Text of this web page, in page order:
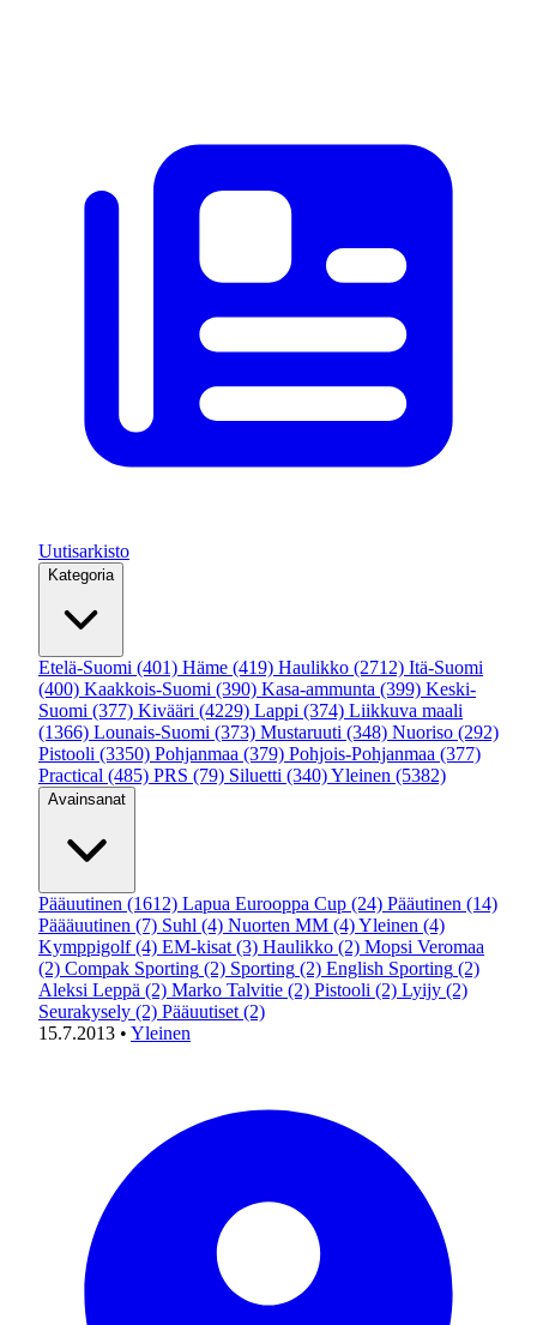
Uutisarkisto
Kategoria
Etelä-Suomi (401) Häme (419) Haulikko (2712) Itä-Suomi
(400) Kaakkois-Suomi (390) Kasa-ammunta (399) Keski-
Suomi (377) Kivääri (4229) Lappi (374) Liikkuva maali
(1366) Lounais-Suomi (373) Mustaruuti (348) Nuoriso (292)
Pistooli (3350) Pohjanmaa (379) Pohjois-Pohjanmaa (377)
Practical (485) PRS (79) Siluetti (340)Yleinen (5382)
Avainsanat
Pääuutinen (1612) Lapua Eurooppa Cup (24) Pääutinen (14)
Päääuutinen (7) Suhl (4) Nuorten MM (4)Yleinen (4)
Kymppigolf (4) EM-kisat (3) Haulikko (2) Mopsi Veromaa
(2) Compak Sporting (2) Sporting (2) English Sporting (2)
Aleksi Leppä (2) Marko Talvitie (2) Pistooli (2) Lyijy (2)
Seurakysely (2) Pääuutiset (2)
15.7.2013 • Yleinen